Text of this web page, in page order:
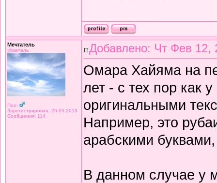
Мечтатель
Искатель
Пол:
Зарегистрирован: 26.05.2013
Сообщения: 114
Добавлено: Чт Фев 12,
Омара Хайяма на
лет - с тех пор как
оригинальными
Например, это
арабскими
В данном случае у